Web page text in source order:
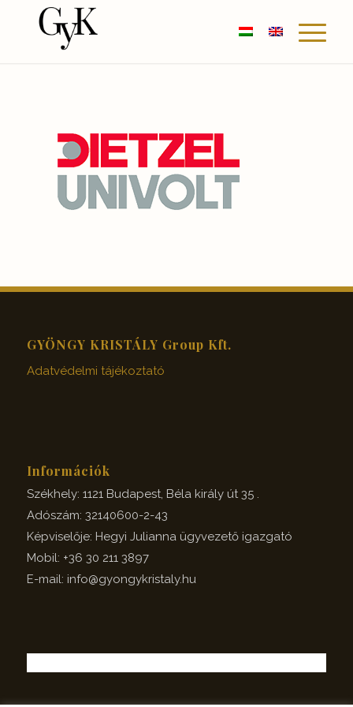
GYÖNGY KRISTÁLY Group Kft.
Adatvédelmi tájékoztató
Információk
Székhely: 1121 Budapest, Béla király út 35 .
Adószám: 32140600-2-43
Képviselője: Hegyi Julianna ügyvezető igazgató
Mobil: +36 30 211 3897
E-mail: info@gyongykristaly.hu